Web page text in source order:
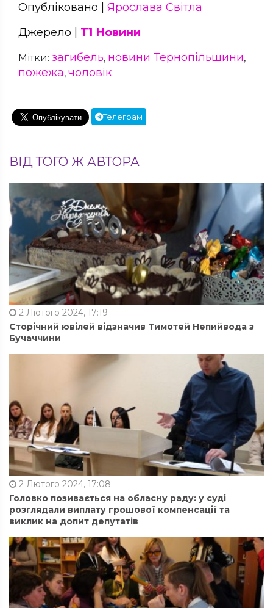
Опубліковано | Ярослава Світла
Джерело | Т1 Новини
Мітки: загибель, новини Тернопільщини,
пожежа, чоловік
Телеграм
ВІД ТОГО Ж АВТОРА
2 Лютого 2024, 17:19
Сторічний ювілей відзначив Тимотей Непийвода з
Бучаччини
2 Лютого 2024, 17:08
Головко позивається на обласну раду: у суді
розглядали виплату грошової компенсації та
виклик на допит депутатів